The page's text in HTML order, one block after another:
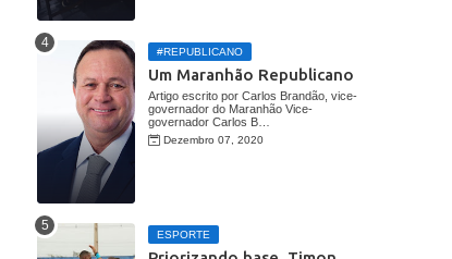
#REPUBLICANO
Um Maranhão Republicano
Artigo escrito por Carlos Brandão, vice-
governador do Maranhão Vice-
governador Carlos B…
Dezembro 07, 2020
ESPORTE